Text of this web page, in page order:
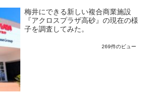
梅井にできる新しい複合商業施設
『アクロスプラザ高砂』の現在の様
子を調査してみた。
269件のビュー